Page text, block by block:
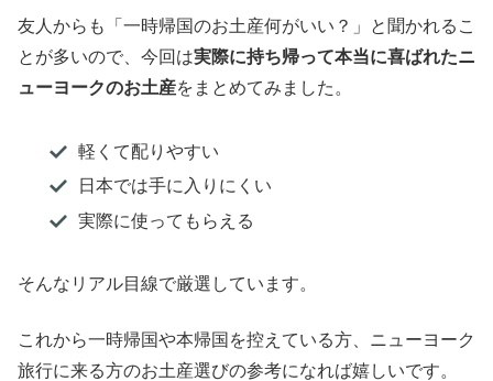
友人からも「一時帰国のお土産何がいい？」と聞かれるこ
とが多いので、今回は実際に持ち帰って本当に喜ばれたニ
ューヨークのお土産をまとめてみました。
軽くて配りやすい
日本では手に入りにくい
実際に使ってもらえる
そんなリアル目線で厳選しています。
これから一時帰国や本帰国を控えている方、ニューヨーク
旅行に来る方のお土産選びの参考になれば嬉しいです。